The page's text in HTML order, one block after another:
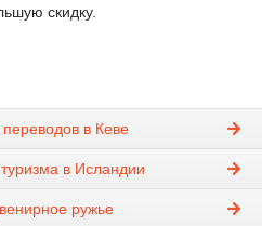
скидку.
в Кеве
в Исландии
ружье